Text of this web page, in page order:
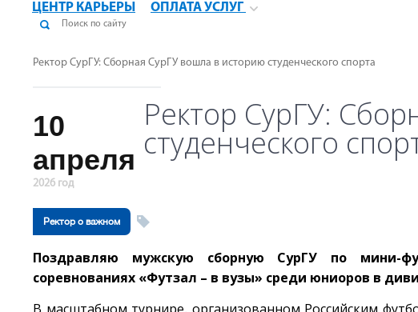
ЦЕНТР КАРЬЕРЫ
ОПЛАТА УСЛУГ
Ректор СурГУ: Сборная СурГУ вошла в историю студенческого спорта
10
апреля
2026 год
Ректор СурГУ:
студенческого
Ректор о важном
Поздравляю мужскую сборную СурГУ по мини-
соревнованиях «Футзал – в вузы» среди юниоров в